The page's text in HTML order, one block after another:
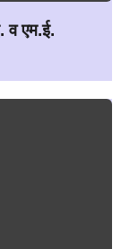
व एम.ई.